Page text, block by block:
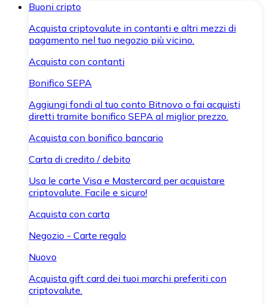
Buoni cripto
Acquista criptovalute in contanti e altri mezzi di
pagamento nel tuo negozio più vicino.
Acquista con contanti
Bonifico SEPA
Aggiungi fondi al tuo conto Bitnovo o fai acquisti
diretti tramite bonifico SEPA al miglior prezzo.
Acquista con bonifico bancario
Carta di credito / debito
Usa le carte Visa e Mastercard per acquistare
criptovalute. Facile e sicuro!
Acquista con carta
Negozio - Carte regalo
Nuovo
Acquista gift card dei tuoi marchi preferiti con
criptovalute.